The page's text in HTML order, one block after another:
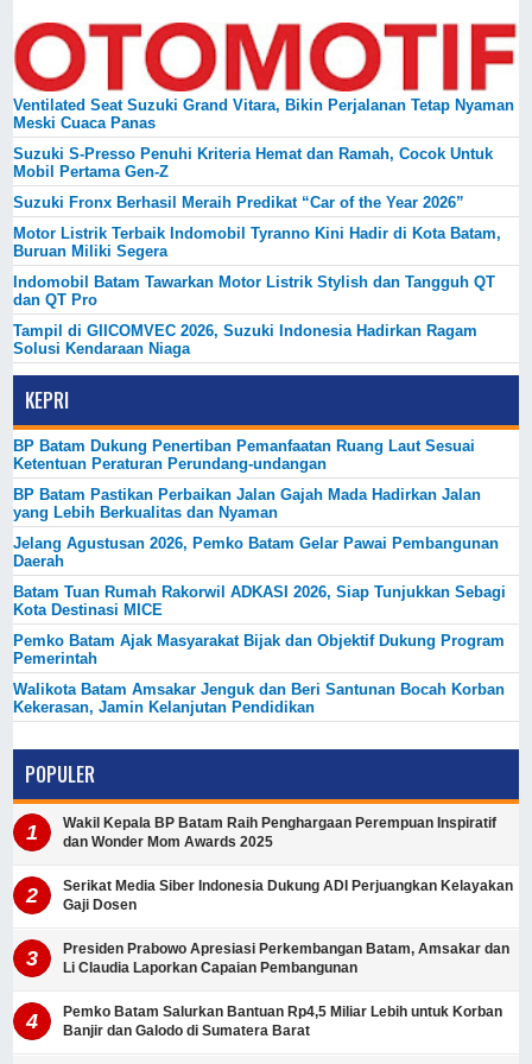
Ventilated Seat Suzuki Grand Vitara, Bikin Perjalanan Tetap Nyaman
Meski Cuaca Panas
Suzuki S-Presso Penuhi Kriteria Hemat dan Ramah, Cocok Untuk
Mobil Pertama Gen-Z
Suzuki Fronx Berhasil Meraih Predikat “Car of the Year 2026”
Motor Listrik Terbaik Indomobil Tyranno Kini Hadir di Kota Batam,
Buruan Miliki Segera
Indomobil Batam Tawarkan Motor Listrik Stylish dan Tangguh QT
dan QT Pro
Tampil di GIICOMVEC 2026, Suzuki Indonesia Hadirkan Ragam
Solusi Kendaraan Niaga
KEPRI
BP Batam Dukung Penertiban Pemanfaatan Ruang Laut Sesuai
Ketentuan Peraturan Perundang-undangan
BP Batam Pastikan Perbaikan Jalan Gajah Mada Hadirkan Jalan
yang Lebih Berkualitas dan Nyaman
Jelang Agustusan 2026, Pemko Batam Gelar Pawai Pembangunan
Daerah
Batam Tuan Rumah Rakorwil ADKASI 2026, Siap Tunjukkan Sebagi
Kota Destinasi MICE
Pemko Batam Ajak Masyarakat Bijak dan Objektif Dukung Program
Pemerintah
Walikota Batam Amsakar Jenguk dan Beri Santunan Bocah Korban
Kekerasan, Jamin Kelanjutan Pendidikan
POPULER
Wakil Kepala BP Batam Raih Penghargaan Perempuan Inspiratif
dan Wonder Mom Awards 2025
Serikat Media Siber Indonesia Dukung ADI Perjuangkan Kelayakan
Gaji Dosen
Presiden Prabowo Apresiasi Perkembangan Batam, Amsakar dan
Li Claudia Laporkan Capaian Pembangunan
Pemko Batam Salurkan Bantuan Rp4,5 Miliar Lebih untuk Korban
Banjir dan Galodo di Sumatera Barat